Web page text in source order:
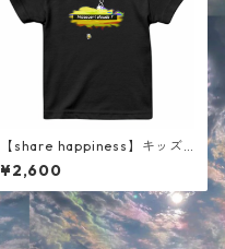
【share happiness】キッズ
半袖Tシャツ ブラック
¥2,600